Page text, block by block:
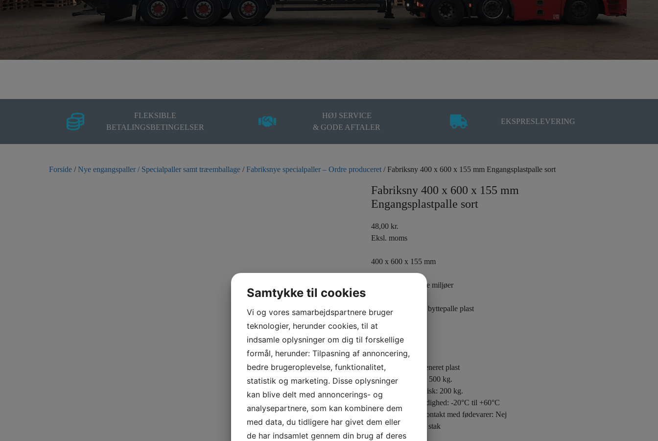
FLEKSIBLE
BETALINGSBETINGELSER
HØJ SERVICE
& GODE AFTALER
EKSPRESLEVERING
Forside /Nye engangspaller / Specialpaller samt træemballage /Fabriksnye specialpaller – Ordre produceret / Fabriksny 400 x 600 x 155 mm Engangsplastpalle sort
Fabriksny 400 x 600 x 155 mm
Engangsplastpalle sort
48,00 kr.
Eksl. moms
400 x 600 x 155 mm
Resistente i fugtige miljøer
Alternativ til brun byttepalle plast
4 fødder
Vægt: 1,45 kg.
Farve: Sort
Materiale: PE regeneret plast
Belastning statisk: 500 kg.
Belastning dynamisk: 200 kg.
Temperaturbestandighed: -20°C til +60°C
Egnet til direkte kontakt med fødevarer: Nej
Antal: 200 stk. pr. stak
Samtykke til cookies
Vi og vores samarbejdspartnere bruger
teknologier, herunder cookies, til at
indsamle oplysninger om dig til forskellige
formål, herunder: Tilpasning af annoncering,
bedre brugeroplevelse, funktionalitet,
statistik og marketing. Disse oplysninger
kan blive delt med annoncerings- og
analysepartnere, som kan kombinere dem
med data, du tidligere har givet dem eller
de har indsamlet gennem din brug af deres